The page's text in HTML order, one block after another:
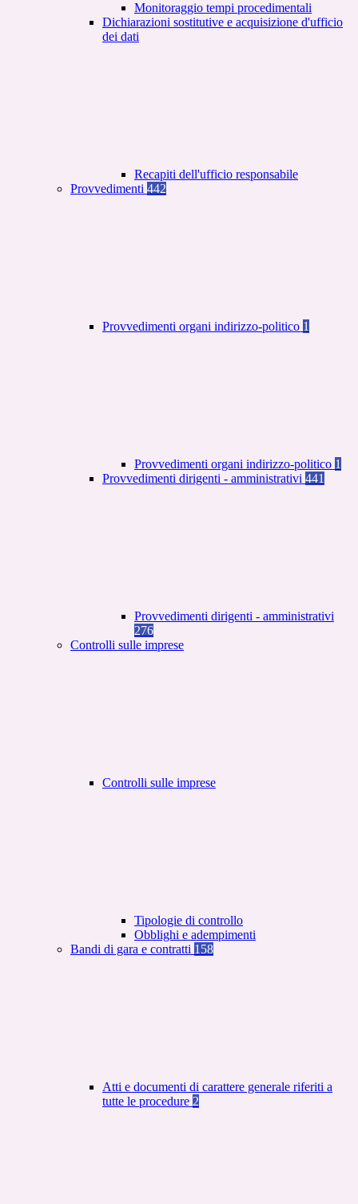
Monitoraggio tempi procedimentali
Dichiarazioni sostitutive e acquisizione d'ufficio
dei dati
Recapiti dell'ufficio responsabile
Provvedimenti 442
Provvedimenti organi indirizzo-politico 1
Provvedimenti organi indirizzo-politico 1
Provvedimenti dirigenti - amministrativi 441
Provvedimenti dirigenti - amministrativi
276
Controlli sulle imprese
Controlli sulle imprese
Tipologie di controllo
Obblighi e adempimenti
Bandi di gara e contratti 158
Atti e documenti di carattere generale riferiti a
tutte le procedure 2